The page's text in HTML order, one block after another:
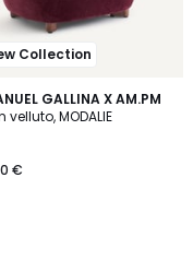
Collection
GALLINA X AM.PM
velluto, MODALIE
€